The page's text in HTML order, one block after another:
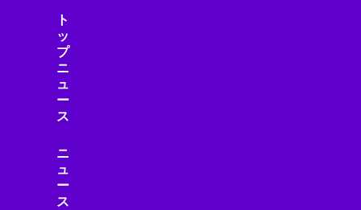
ト
ッ
プ
ニ
ュ
ー
ス
ニ
ュ
ー
ス